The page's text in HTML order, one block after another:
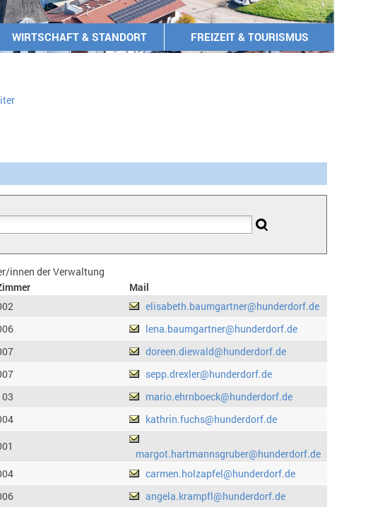
WIRTSCHAFT & STANDORT FREIZEIT & TOURISMUS
innen der Verwaltung
Mail
elisabeth.baumgartner@hunderdorf.de
lena.baumgartner@hunderdorf.de
doreen.diewald@hunderdorf.de
sepp.drexler@hunderdorf.de
mario.ehrnboeck@hunderdorf.de
kathrin.fuchs@hunderdorf.de
margot.hartmannsgruber@hunderdorf.de
carmen.holzapfel@hunderdorf.de
angela.krampfl@hunderdorf.de